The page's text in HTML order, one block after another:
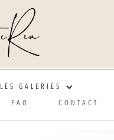
LES GALERIES
FAQ CONTACT